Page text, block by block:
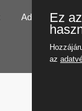
Adatvédelmi
Ez
az